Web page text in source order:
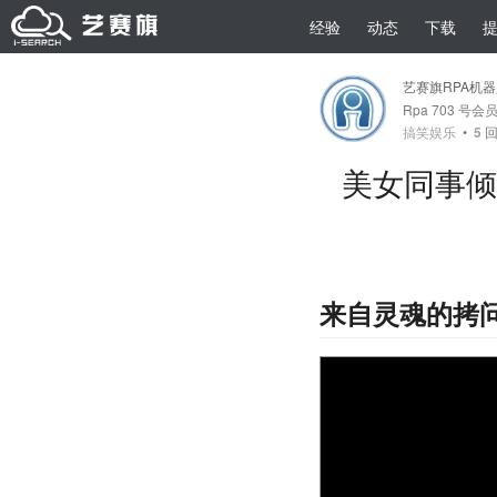
经验 动态 下载
艺赛旗RPA机
Rpa 703 号会员
搞笑娱乐 • 5
美女同事
来自灵魂的拷